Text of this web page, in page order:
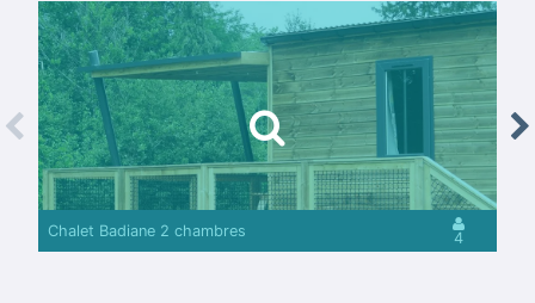
Chalet Badiane 2 chambres 4